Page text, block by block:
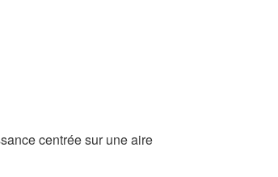
centrée sur une aire